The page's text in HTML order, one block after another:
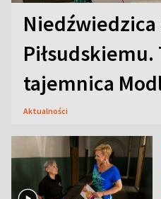
Niedźwiedzica
tajemnica
Aktualności